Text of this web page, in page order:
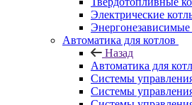
Электрические
Энергонезависимые
Автоматика для котлов
Назад
Автоматика для
Системы
Системы